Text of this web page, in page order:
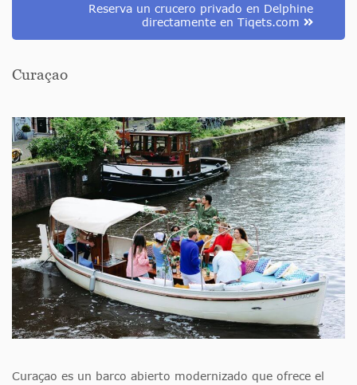
Reserva un crucero privado en Delphine
directamente en Tiqets.com
Curaçao
Curaçao es un barco abierto modernizado que ofrece el